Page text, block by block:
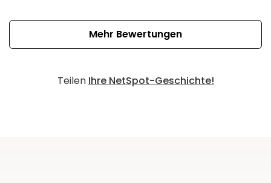
Mehr Bewertungen
Teilen Ihre NetSpot-Geschichte!